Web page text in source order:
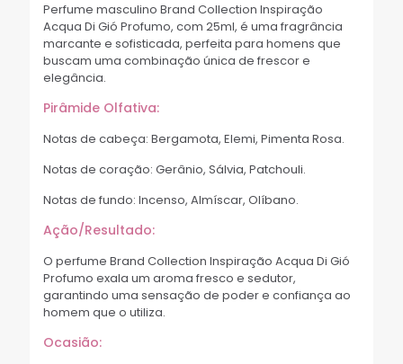
Perfume masculino Brand Collection Inspiração
Acqua Di Gió Profumo, com 25ml, é uma fragrância
marcante e sofisticada, perfeita para homens que
buscam uma combinação única de frescor e
elegância.
Pirâmide Olfativa:
Notas de cabeça: Bergamota, Elemi, Pimenta Rosa.
Notas de coração: Gerânio, Sálvia, Patchouli.
Notas de fundo: Incenso, Almíscar, Olíbano.
Ação/Resultado:
O perfume Brand Collection Inspiração Acqua Di Gió
Profumo exala um aroma fresco e sedutor,
garantindo uma sensação de poder e confiança ao
homem que o utiliza.
Ocasião: